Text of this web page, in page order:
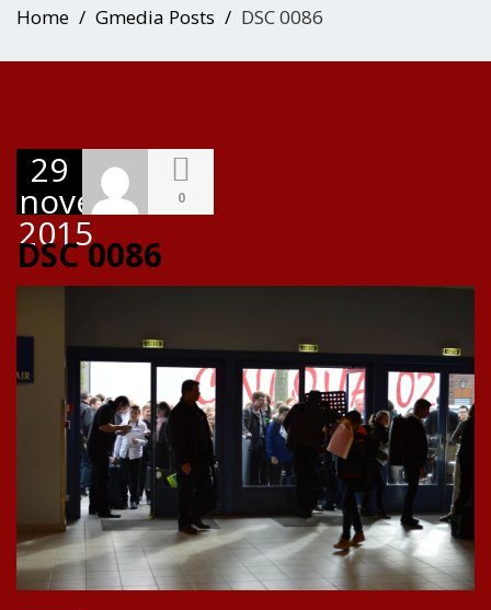
Home Gmedia Posts DSC 0086
29
novembre
2015
0
DSC 0086